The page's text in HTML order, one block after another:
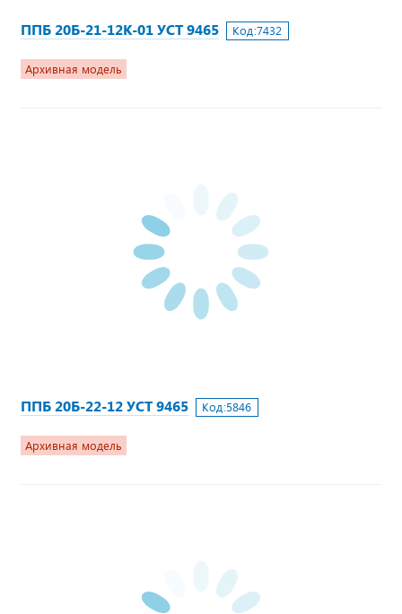
ППБ 20Б-21-12К-01 УСТ 9465 Код:7432
Архивная модель
ППБ 20Б-22-12 УСТ 9465 Код:5846
Архивная модель